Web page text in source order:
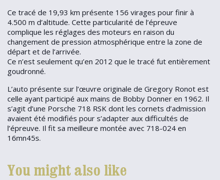
Ce tracé de 19,93 km présente 156 virages pour finir à
4.500 m d’altitude. Cette particularité de l’épreuve
complique les réglages des moteurs en raison du
changement de pression atmosphérique entre la zone de
départ et de l’arrivée.
Ce n’est seulement qu’en 2012 que le tracé fut entièrement
goudronné.
L’auto présente sur l’œuvre originale de Gregory Ronot est
celle ayant participé aux mains de Bobby Donner en 1962. Il
s’agit d’une Porsche 718 RSK dont les cornets d’admission
avaient été modifiés pour s’adapter aux difficultés de
l’épreuve. Il fit sa meilleure montée avec 718-024 en
16mn45s.
You might also like